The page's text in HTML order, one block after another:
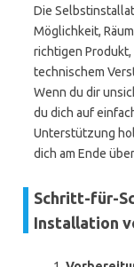
Die
Möglichkeit,
richtigen
technischem
Wenn du dir
du dich auf
Unterstützung
dich am Ende
Schritt-für-
Installation